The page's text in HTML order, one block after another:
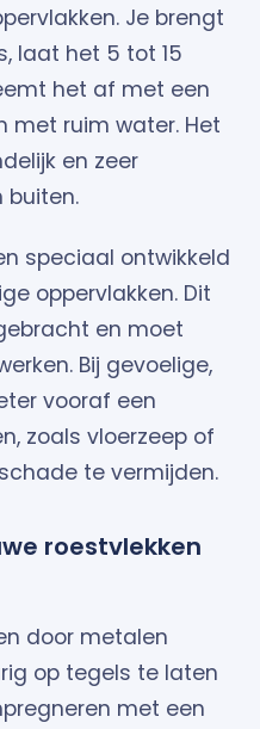
Je brengt
laat het 5 tot 15
het af met een
met ruim water. Het
en zeer
buiten.
speciaal ontwikkeld
oppervlakken. Dit
en moet
Bij gevoelige,
vooraf een
zoals vloerzeep of
te vermijden.
roestvlekken
door metalen
op tegels te laten
met een